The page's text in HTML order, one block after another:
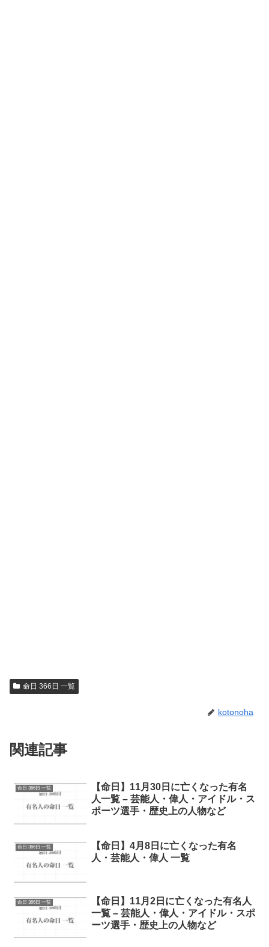
命日 366日 一覧
kotonoha
関連記事
命日 366日 一覧
【命日】11月30日に亡くなった有名
人一覧 – 芸能人・偉人・アイドル・ス
ポーツ選手・歴史上の人物など
命日 366日 一覧
【命日】4月8日に亡くなった有名
人・芸能人・偉人 一覧
命日 366日 一覧
【命日】11月2日に亡くなった有名人
一覧 – 芸能人・偉人・アイドル・スポ
ーツ選手・歴史上の人物など